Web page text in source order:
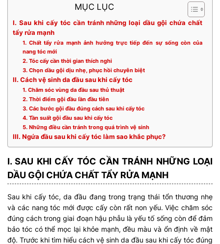
MỤC LỤC
I. Sau khi cấy tóc cần tránh những loại dầu gội chứa chất
tẩy rửa mạnh
1. Chất tẩy rửa mạnh ảnh hưởng trực tiếp đến sự sống còn của
nang tóc mới
2. Tóc cấy cần thời gian thích nghi
3. Chọn dầu gội dịu nhẹ, phục hồi chuyên biệt
II. Cách vệ sinh da đầu sau khi cấy tóc
1. Chăm sóc vùng da đầu sau thủ thuật
2. Thời điểm gội đầu lần đầu tiên
3. Các bước gội đầu đúng cách sau khi cấy tóc
4. Tần suất gội đầu sau khi cấy tóc
5. Những điều cần tránh trong quá trình vệ sinh
III. Ngứa đầu sau khi cấy tóc làm sao khắc phục?
I. SAU KHI CẤY TÓC CẦN TRÁNH NHỮNG LOẠI
DẦU GỘI CHỨA CHẤT TẨY RỬA MẠNH
Sau khi cấy tóc, da đầu đang trong trạng thái tổn thương nhẹ
và các nang tóc mới được cấy còn rất non yếu. Việc chăm sóc
đúng cách trong giai đoạn hậu phẫu là yếu tố sống còn để đảm
bảo tóc có thể mọc lại khỏe mạnh, đều màu và ổn định về mật
độ. Trước khi tìm hiểu cách vệ sinh da đầu sau khi cấy tóc đúng